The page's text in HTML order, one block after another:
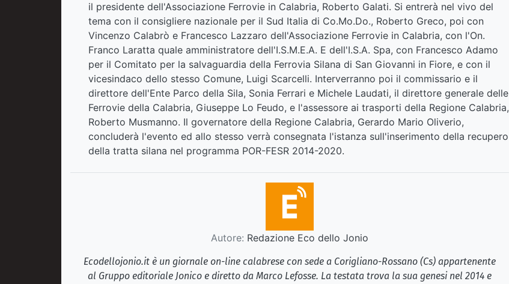
il presidente dell'Associazione Ferrovie in Calabria, Roberto Galati. Si entrerà nel vivo del
tema con il consigliere nazionale per il Sud Italia di Co.Mo.Do., Roberto Greco, poi con
Vincenzo Calabrò e Francesco Lazzaro dell'Associazione Ferrovie in Calabria, con l'On.
Franco Laratta quale amministratore dell'I.S.M.E.A. E dell'I.S.A. Spa, con Francesco Adamo
per il Comitato per la salvaguardia della Ferrovia Silana di San Giovanni in Fiore, e con il
vicesindaco dello stesso Comune, Luigi Scarcelli. Interverranno poi il commissario e il
direttore dell'Ente Parco della Sila, Sonia Ferrari e Michele Laudati, il direttore generale delle
Ferrovie della Calabria, Giuseppe Lo Feudo, e l'assessore ai trasporti della Regione Calabria,
Roberto Musmanno. Il governatore della Regione Calabria, Gerardo Mario Oliverio,
concluderà l'evento ed allo stesso verrà consegnata l'istanza sull'inserimento della recupero
della tratta silana nel programma POR-FESR 2014-2020.
Autore: Redazione Eco dello Jonio
Ecodellojonio.it è un giornale on-line calabrese con sede a Corigliano-Rossano (Cs) appartenente
al Gruppo editoriale Jonico e diretto da Marco Lefosse. La testata trova la sua genesi nel 2014 e